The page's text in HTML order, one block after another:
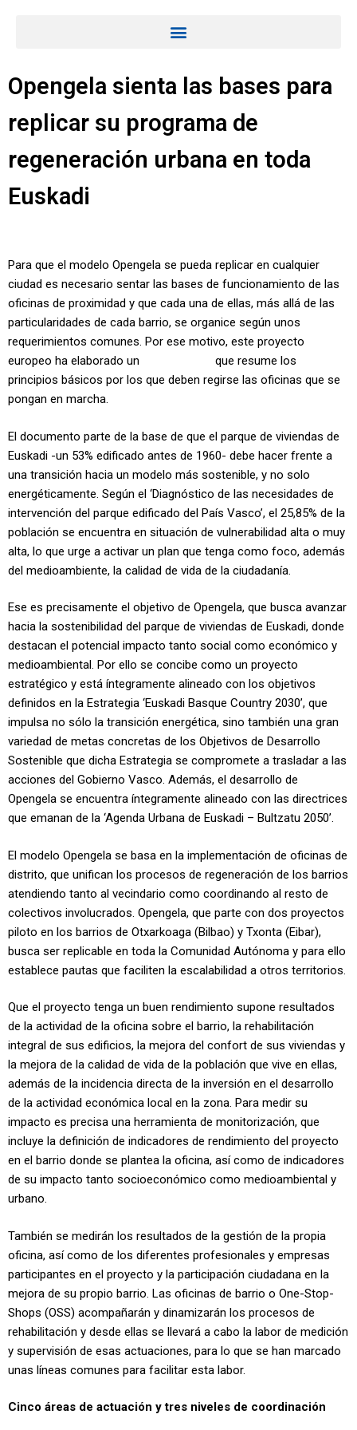
Opengela sienta las bases para
replicar su programa de
regeneración urbana en toda
Euskadi
Para que el modelo Opengela se pueda replicar en cualquier
ciudad es necesario sentar las bases de funcionamiento de las
oficinas de proximidad y que cada una de ellas, más allá de las
particularidades de cada barrio, se organice según unos
requerimientos comunes. Por ese motivo, este proyecto
europeo ha elaborado un
que resume los
principios básicos por los que deben regirse las oficinas que se
pongan en marcha.
El documento parte de la base de que el parque de viviendas de
Euskadi -un 53% edificado antes de 1960- debe hacer frente a
una transición hacia un modelo más sostenible, y no solo
energéticamente. Según el ‘Diagnóstico de las necesidades de
intervención del parque edificado del País Vasco’, el 25,85% de la
población se encuentra en situación de vulnerabilidad alta o muy
alta, lo que urge a activar un plan que tenga como foco, además
del medioambiente, la calidad de vida de la ciudadanía.
Ese es precisamente el objetivo de Opengela, que busca avanzar
hacia la sostenibilidad del parque de viviendas de Euskadi, donde
destacan el potencial impacto tanto social como económico y
medioambiental. Por ello se concibe como un proyecto
estratégico y está íntegramente alineado con los objetivos
definidos en la Estrategia ‘Euskadi Basque Country 2030’, que
impulsa no sólo la transición energética, sino también una gran
variedad de metas concretas de los Objetivos de Desarrollo
Sostenible que dicha Estrategia se compromete a trasladar a las
acciones del Gobierno Vasco. Además, el desarrollo de
Opengela se encuentra íntegramente alineado con las directrices
que emanan de la ‘Agenda Urbana de Euskadi – Bultzatu 2050’.
El modelo Opengela se basa en la implementación de oficinas de
distrito, que unifican los procesos de regeneración de los barrios
atendiendo tanto al vecindario como coordinando al resto de
colectivos involucrados. Opengela, que parte con dos proyectos
piloto en los barrios de Otxarkoaga (Bilbao) y Txonta (Eibar),
busca ser replicable en toda la Comunidad Autónoma y para ello
establece pautas que faciliten la escalabilidad a otros territorios.
Que el proyecto tenga un buen rendimiento supone resultados
de la actividad de la oficina sobre el barrio, la rehabilitación
integral de sus edificios, la mejora del confort de sus viviendas y
la mejora de la calidad de vida de la población que vive en ellas,
además de la incidencia directa de la inversión en el desarrollo
de la actividad económica local en la zona. Para medir su
impacto es precisa una herramienta de monitorización, que
incluye la definición de indicadores de rendimiento del proyecto
en el barrio donde se plantea la oficina, así como de indicadores
de su impacto tanto socioeconómico como medioambiental y
urbano.
También se medirán los resultados de la gestión de la propia
oficina, así como de los diferentes profesionales y empresas
participantes en el proyecto y la participación ciudadana en la
mejora de su propio barrio. Las oficinas de barrio o One-Stop-
Shops (OSS) acompañarán y dinamizarán los procesos de
rehabilitación y desde ellas se llevará a cabo la labor de medición
y supervisión de esas actuaciones, para lo que se han marcado
unas líneas comunes para facilitar esta labor.
Cinco áreas de actuación y tres niveles de coordinación